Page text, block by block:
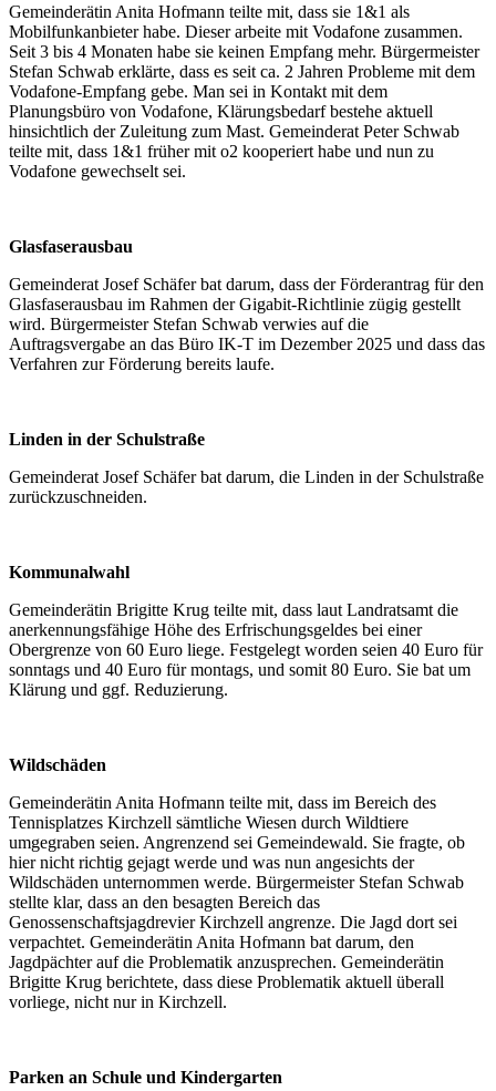
Gemeinderätin Anita Hofmann teilte mit, dass sie 1&1 als
Mobilfunkanbieter habe. Dieser arbeite mit Vodafone zusammen.
Seit 3 bis 4 Monaten habe sie keinen Empfang mehr. Bürgermeister
Stefan Schwab erklärte, dass es seit ca. 2 Jahren Probleme mit dem
Vodafone-Empfang gebe. Man sei in Kontakt mit dem
Planungsbüro von Vodafone, Klärungsbedarf bestehe aktuell
hinsichtlich der Zuleitung zum Mast. Gemeinderat Peter Schwab
teilte mit, dass 1&1 früher mit o2 kooperiert habe und nun zu
Vodafone gewechselt sei.
Glasfaserausbau
Gemeinderat Josef Schäfer bat darum, dass der Förderantrag für den
Glasfaserausbau im Rahmen der Gigabit-Richtlinie zügig gestellt
wird. Bürgermeister Stefan Schwab verwies auf die
Auftragsvergabe an das Büro IK-T im Dezember 2025 und dass das
Verfahren zur Förderung bereits laufe.
Linden in der Schulstraße
Gemeinderat Josef Schäfer bat darum, die Linden in der Schulstraße
zurückzuschneiden.
Kommunalwahl
Gemeinderätin Brigitte Krug teilte mit, dass laut Landratsamt die
anerkennungsfähige Höhe des Erfrischungsgeldes bei einer
Obergrenze von 60 Euro liege. Festgelegt worden seien 40 Euro für
sonntags und 40 Euro für montags, und somit 80 Euro. Sie bat um
Klärung und ggf. Reduzierung.
Wildschäden
Gemeinderätin Anita Hofmann teilte mit, dass im Bereich des
Tennisplatzes Kirchzell sämtliche Wiesen durch Wildtiere
umgegraben seien. Angrenzend sei Gemeindewald. Sie fragte, ob
hier nicht richtig gejagt werde und was nun angesichts der
Wildschäden unternommen werde. Bürgermeister Stefan Schwab
stellte klar, dass an den besagten Bereich das
Genossenschaftsjagdrevier Kirchzell angrenze. Die Jagd dort sei
verpachtet. Gemeinderätin Anita Hofmann bat darum, den
Jagdpächter auf die Problematik anzusprechen. Gemeinderätin
Brigitte Krug berichtete, dass diese Problematik aktuell überall
vorliege, nicht nur in Kirchzell.
Parken an Schule und Kindergarten